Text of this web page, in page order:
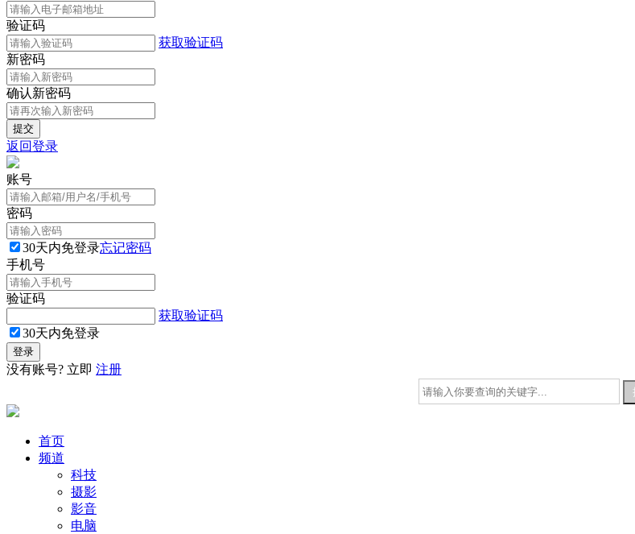
验证码
获取验证码
新密码
确认新密码
返回登录
账号
密码
30天内免登录忘记密码
手机号
验证码
获取验证码
30天内免登录
没有账号? 立即 注册
首页
频道
科技
摄影
影音
电脑